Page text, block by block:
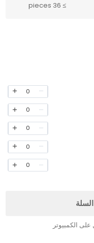
≥ 36 pieces
0
0
0
0
0
على الكمبيوتر